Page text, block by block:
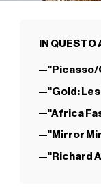
IN
"Picasso/
"Gold:
"Africa
"Mirror
"Richard